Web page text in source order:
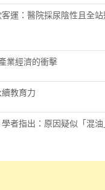
運：醫院採尿陰性且全
業經濟的衝擊
教育力
者指出：原因疑似「混油